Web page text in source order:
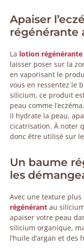
Apaiser
régénérante
La lotion régénérante
laisser poser sur la
en vaporisant le
vous en ressentez le
silicium, ce produit
peau comme
il hydrate la peau,
cicatrisation. À noter
donc être utilisé sur
Un baume
les
Avec une texture
régénérant au
apaiser votre peau
silicium organique,
l’huile d’argan et des